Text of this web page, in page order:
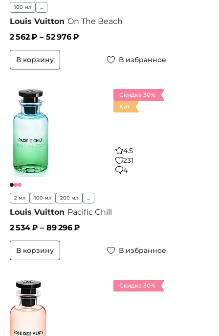
100 мл
Louis Vuitton On The Beach
2 562₽ – 52 976₽
В корзину В избранное
Скидка 30%
Хит
4.5
231
4
2 мл 100 мл 200 мл
Louis Vuitton Pacific Chill
2 534₽ – 89 296₽
В корзину В избранное
Скидка 30%